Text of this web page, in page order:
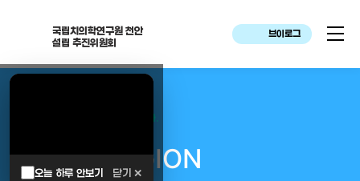
국립치의학연구원 천안
설립 추진위원회
브이로그
오늘 하루 안보기 닫기 ✕
대한민국은 두번이나 약속하였습니다.
MEGAREGION